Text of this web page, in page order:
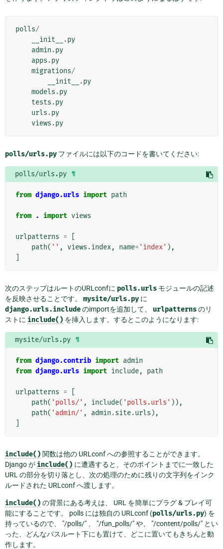
polls/
__init__
.py
admin .py
apps .py
migrations/
__init__
.py
models .py
tests .py
urls .py
views .py
polls/urls.py ファイルには以下のコードを書いてください:
polls/urls.py ¶
from django.urls import path
from . import views
urlpatterns =
path( '' , views .index, name= 'index' ),
次のステップはルートのURLconfに polls.urls モジュールの記述
を反映させることです。 mysite/urls.py に
django.urls.includeのimportを追加して、 urlpatternsのリ
ストに include() を挿入します。するとこのようになります:
mysite/urls.py ¶
from django.contrib import admin
from django.urls import include, path
urlpatterns =
path( 'polls/' , include( 'polls.urls' )),
path( 'admin/' , admin .site.urls ),
include() 関数は他の URLconf への参照することができます。
Django が include() に遭遇すると、そのポイントまでに一致した
URL の部分を切り落とし、次の処理のために残りの文字列をインク
ルードされた URLconf へ渡します。
include() の背景にある考えは、 URL を簡単にプラグ & プレイ可
能にすることです。 polls には独自の URLconf (polls/urls.py) を
持っているので、 "/polls/" 、 "/fun_polls/" や、 "/content/polls/" とい
った、どんなパスルート下にも置けて、どこに置いてもきちんと動
作します。